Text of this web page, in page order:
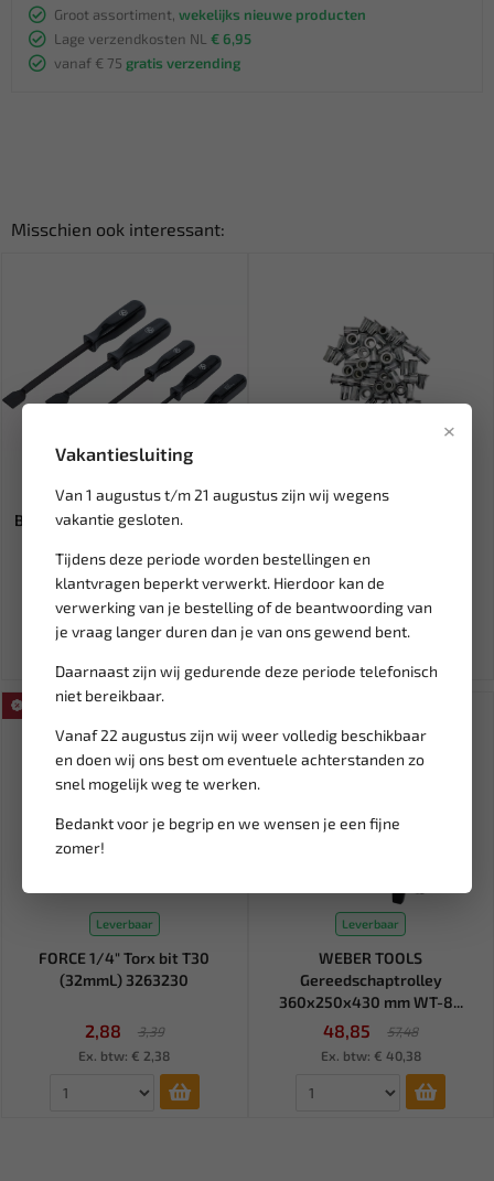
×
Vakantiesluiting
Van 1 augustus t/m 21 augustus zijn wij wegens
vakantie gesloten.
Tijdens deze periode worden bestellingen en
klantvragen beperkt verwerkt. Hierdoor kan de
verwerking van je bestelling of de beantwoording van
je vraag langer duren dan je van ons gewend bent.
Daarnaast zijn wij gedurende deze periode telefonisch
niet bereikbaar.
Vanaf 22 augustus zijn wij weer volledig beschikbaar
en doen wij ons best om eventuele achterstanden zo
snel mogelijk weg te werken.
Bedankt voor je begrip en we wensen je een fijne
zomer!
Groot assortiment, wekelijks nieuwe producten
Lage verzendkosten NL € 6,95
vanaf € 75 gratis verzending
Misschien ook interessant:
BGS Schraper en haakset | 5 st.
16,07
Ex. btw: € 13,28
6,05
Ex. btw: € 5,00
Leverbaar
FORCE 1/4" Torx bit T30
(32mmL) 3263230
2,88
3,39
Ex. btw: € 2,38
Leverbaar
WEBER TOOLS
Gereedschaptrolley
360x250x430 mm WT-8...
48,85
57,48
Ex. btw: € 40,38